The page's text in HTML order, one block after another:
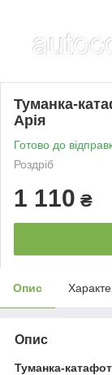
Туманка-
Арія
Готово до
Роздріб
1 110 ₴
Опис
Опис
Туманка-